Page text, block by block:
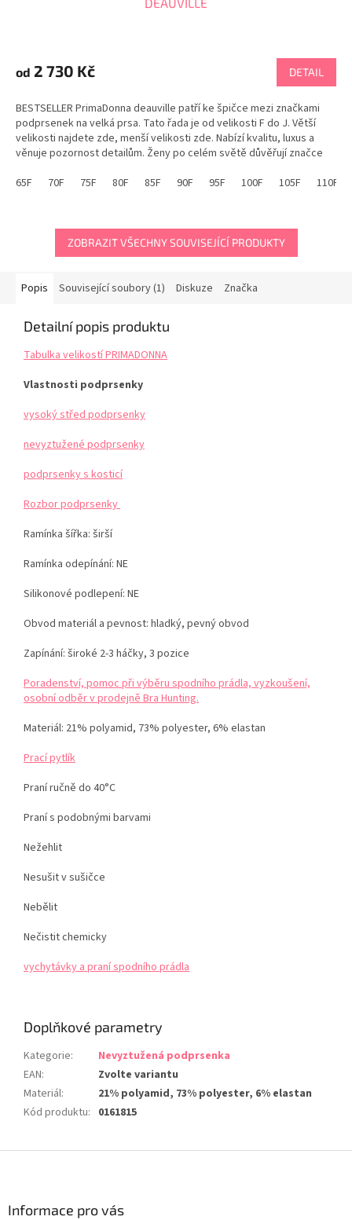
produktu
je
z
5
hvězdiček.
od 2 730 Kč DETAIL
BESTSELLER PrimaDonna deauville patří ke špičce mezi značkami
podprsenek na velká prsa. Tato řada je od velikosti F do J. Větší
velikosti najdete zde, menší velikosti zde. Nabízí kvalitu, luxus a
věnuje pozornost detailům. Ženy po celém světě důvěřují značce
65F
70F 75F 80F 85F 90F 95F 100F 105F 110F
ZOBRAZIT VŠECHNY SOUVISEJÍCÍ PRODUKTY
Popis Související soubory (1) Diskuze Značka
Detailní popis produktu
Tabulka velikostí PRIMADONNA
Vlastnosti podprsenky
vysoký střed podprsenky
nevyztužené podprsenky
podprsenky s kosticí
Rozbor podprsenky
Ramínka šířka: širší
Ramínka odepínání: NE
Silikonové podlepení: NE
Obvod materiál a pevnost: hladký, pevný obvod
Zapínání: široké 2-3 háčky, 3 pozice
Poradenství, pomoc při výběru spodního prádla, vyzkoušení,
osobní odběr v prodejně Bra Hunting.
Materiál: 21% polyamid, 73% polyester, 6% elastan
Prací pytlík
Praní ručně do 40°C
Praní s podobnými barvami
Nežehlit
Nesušit v sušičce
Nebělit
Nečistit chemicky
vychytávky a praní spodního prádla
Doplňkové parametry
Kategorie:
Nevyztužená podprsenka
EAN:
Zvolte variantu
Materiál:
21% polyamid, 73% polyester, 6% elastan
Kód produktu: 0161815
Informace pro vás